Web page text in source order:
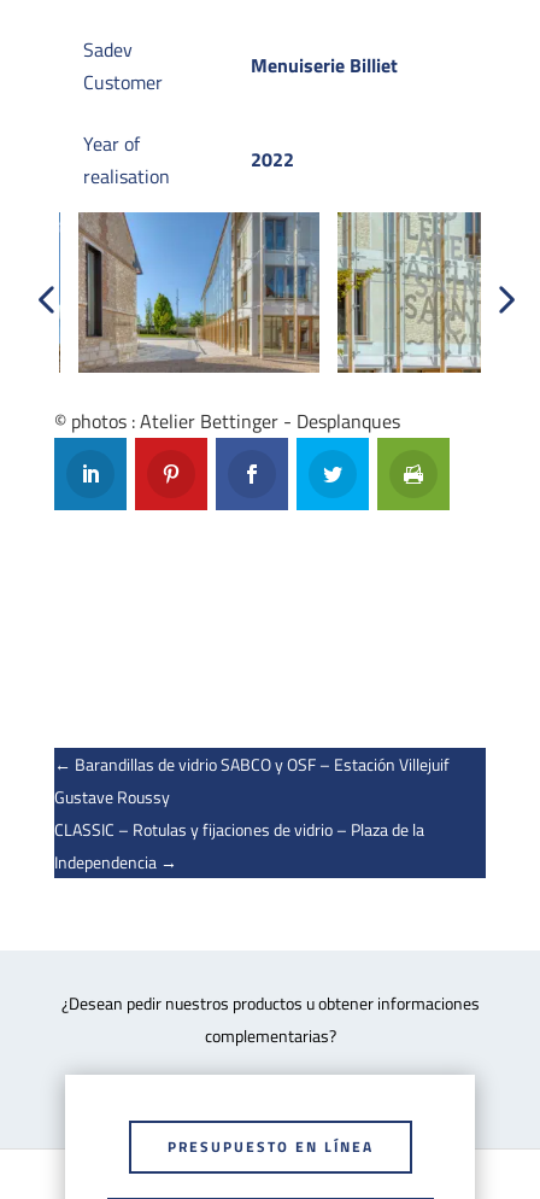
Sadev
Customer
Menuiserie Billiet
Year of
realisation
2022
Previous
© photos : Atelier Bettinger - Desplanques
← Barandillas de vidrio SABCO y OSF – Estación Villejuif
Gustave Roussy
CLASSIC – Rotulas y fijaciones de vidrio – Plaza de la
Independencia→
¿Desean pedir nuestros productos u obtener informaciones
complementarias?
PRESUPUESTO EN LÍNEA